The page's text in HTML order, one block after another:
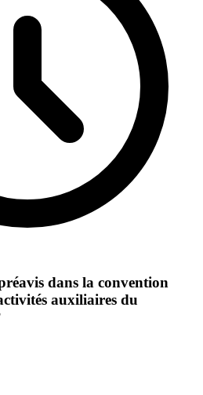
dans la convention
auxiliaires du